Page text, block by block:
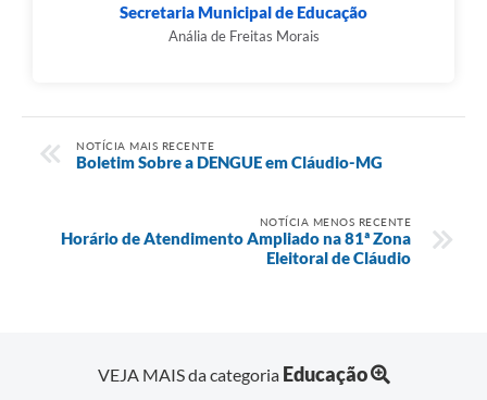
Secretaria Municipal de Educação
Anália de Freitas Morais
NOTÍCIA MAIS RECENTE
Boletim Sobre a DENGUE em Cláudio-MG
NOTÍCIA MENOS RECENTE
Horário de Atendimento Ampliado na 81ª Zona
Eleitoral de Cláudio
VEJA MAIS da categoria Educação